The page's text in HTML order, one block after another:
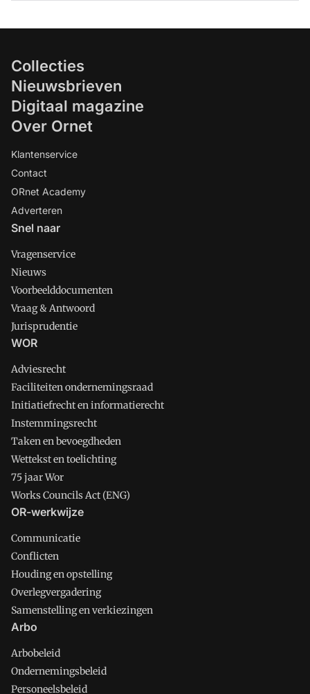
Collecties
Nieuwsbrieven
Digitaal magazine
Over Ornet
Klantenservice
Contact
ORnet Academy
Adverteren
Snel naar
Vragenservice
Nieuws
Voorbeelddocumenten
Vraag & Antwoord
Jurisprudentie
WOR
Adviesrecht
Faciliteiten ondernemingsraad
Initiatiefrecht en informatierecht
Instemmingsrecht
Taken en bevoegdheden
Wettekst en toelichting
75 jaar Wor
Works Councils Act (ENG)
OR-werkwijze
Communicatie
Conflicten
Houding en opstelling
Overlegvergadering
Samenstelling en verkiezingen
Arbo
Arbobeleid
Ondernemingsbeleid
Personeelsbeleid